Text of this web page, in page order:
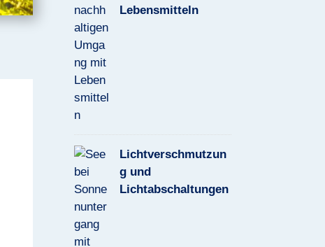
Lebensmitteln
Lichtverschmutzun
g und
Lichtabschaltungen